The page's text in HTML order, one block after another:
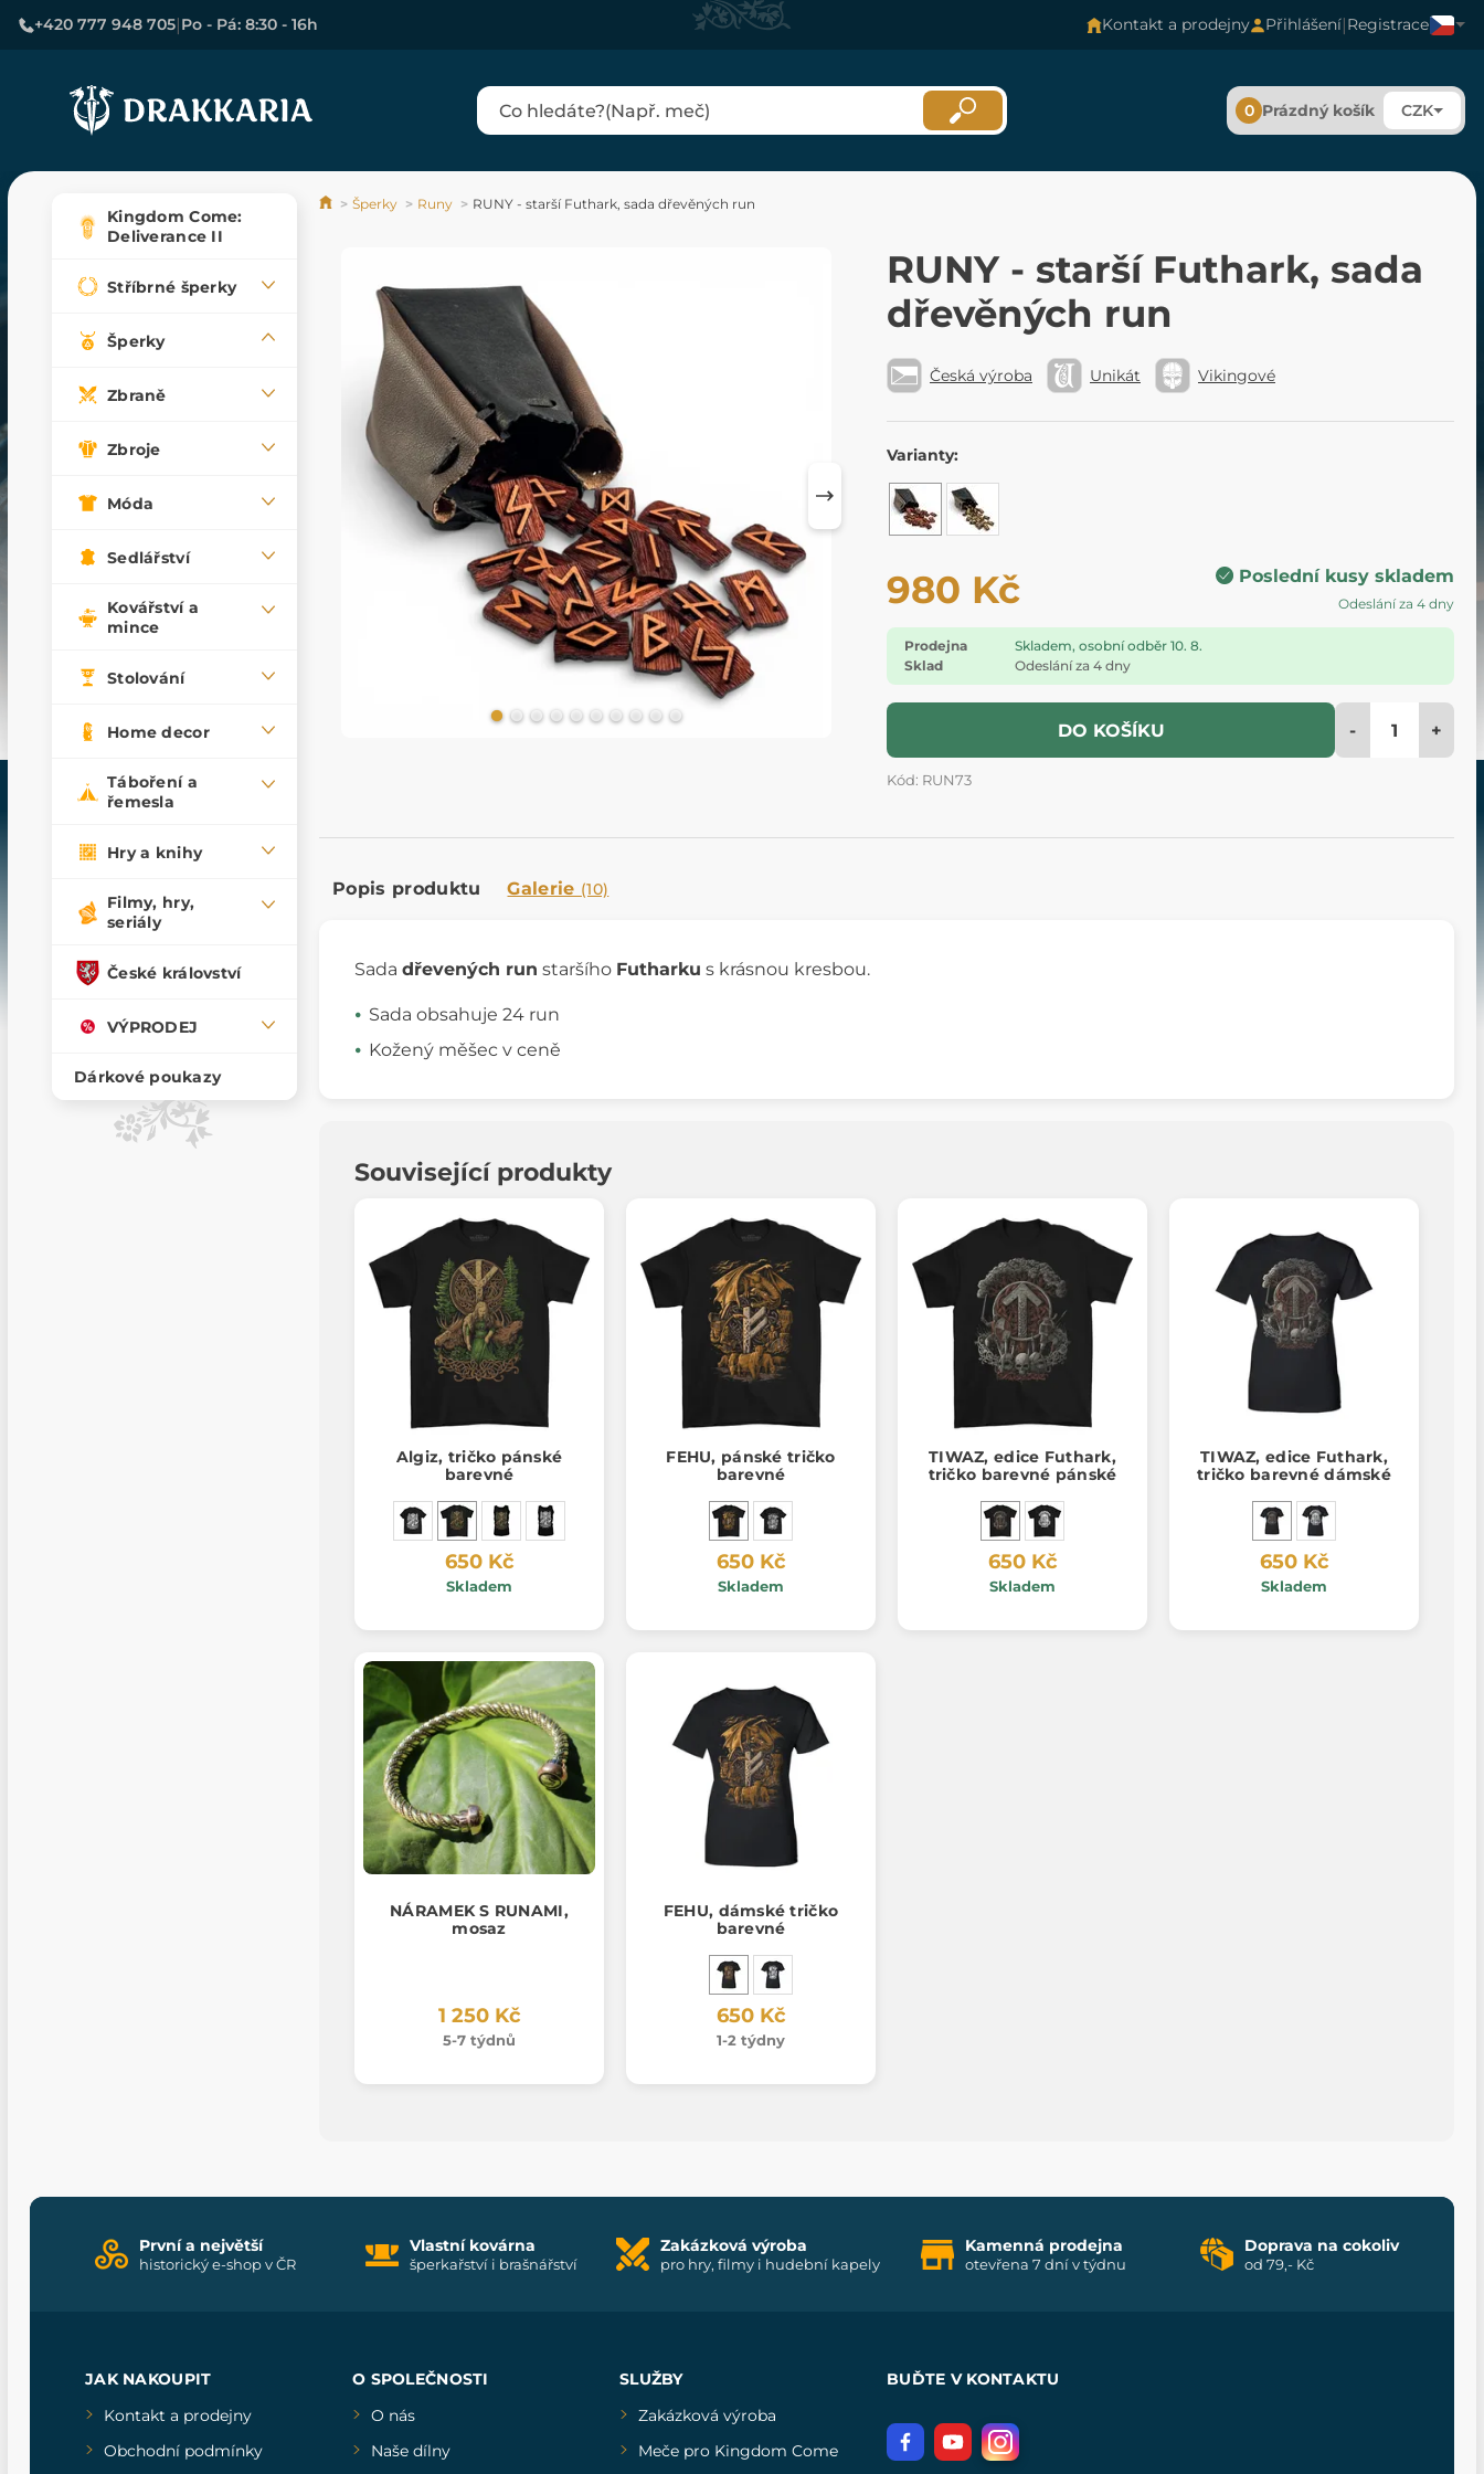
+420 777 948 705|Po - Pá: 8:30 - 16h Kontakt a prodejny Přihlášení|Registrace
0 Prázdný košík CZK
Kingdom Come:
Deliverance II
Stříbrné šperky
Šperky
Zbraně
Zbroje
Móda
Sedlářství
Kovářství a
mince
Stolování
Home decor
Táboření a
řemesla
Hry a knihy
Filmy, hry,
seriály
České království
VÝPRODEJ
Dárkové poukazy
Šperky Runy RUNY - starší Futhark, sada dřevěných run
RUNY - starší Futhark, sada
dřevěných run
Česká výroba Unikát Vikingové
Varianty:
980 Kč Poslední kusy skladem
Odeslání za 4 dny
Prodejna
Skladem, osobní odběr 10. 8.
Sklad
Odeslání za 4 dny
DO KOŠÍKU - +
Kód: RUN73
Popis produktu Galerie (10)
Sada dřevených run staršího Futharku s krásnou kresbou.
Sada obsahuje 24 run
Kožený měšec v ceně
Související produkty
Algiz, tričko pánské
barevné
650 Kč
Skladem
FEHU, pánské tričko
barevné
650 Kč
Skladem
TIWAZ, edice Futhark,
tričko barevné pánské
650 Kč
Skladem
TIWAZ, edice Futhark,
tričko barevné dámské
650 Kč
Skladem
NÁRAMEK S RUNAMI,
mosaz
1 250 Kč
5-7 týdnů
FEHU, dámské tričko
barevné
650 Kč
1-2 týdny
První a největší
historický e-shop v ČR
Vlastní kovárna
šperkařství i brašnářství
Zakázková výroba
pro hry, filmy i hudební kapely
Kamenná prodejna
otevřena 7 dní v týdnu
Doprava na cokoliv
od 79,- Kč
JAK NAKOUPIT
Kontakt a prodejny
Obchodní podmínky
O SPOLEČNOSTI
O nás
Naše dílny
SLUŽBY
Zakázková výroba
Meče pro Kingdom Come
BUĎTE V KONTAKTU